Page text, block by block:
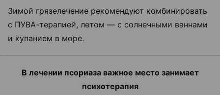
Зимой грязелечение рекомендуют комбинировать
с ПУВА-терапией, летом — с солнечными ваннами
и купанием в море.
В лечении псориаза важное место занимает
психотерапия